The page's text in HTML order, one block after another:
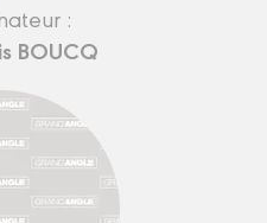
:
BOUCQ